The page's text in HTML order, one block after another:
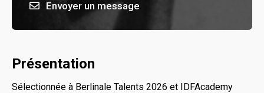
Envoyer un message
Présentation
Sélectionnée à Berlinale Talents 2026 et IDFAcademy